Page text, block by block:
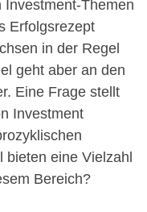
Themen
Erfolgsrezept
in der Regel
geht aber an den
Eine Frage stellt
Investment
eine Vielzahl
Bereich?